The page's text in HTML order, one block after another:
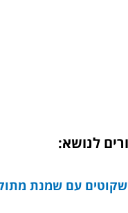
לנושא:
עם שמנת